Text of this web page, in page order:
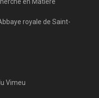
royale de Saint-
Vimeu